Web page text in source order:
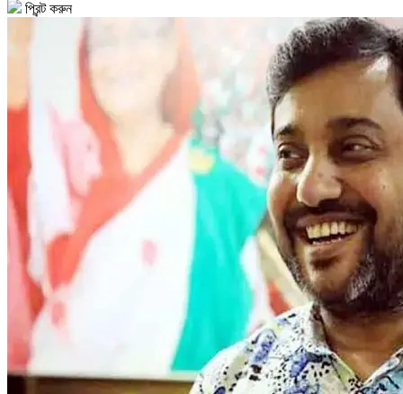
প্রিন্ট করুন